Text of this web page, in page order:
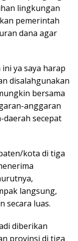
lingkungan
pemerintah
dana agar
ya saya harap
disalahgunakan
bersama
anggaran
secepat
kota di tiga
langsung,
secara luas.
diberikan
provinsi di tiga